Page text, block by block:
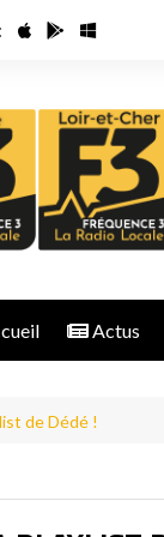
Actus
de Dédé !